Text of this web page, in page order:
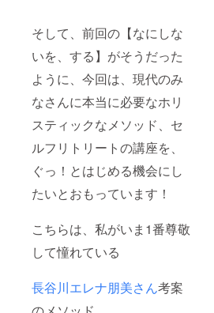
そして、前回の【なにしな
いを、する】がそうだった
ように、今回は、現代のみ
なさんに本当に必要なホリ
スティックなメソッド、セ
ルフリトリートの講座を、
ぐっ！とはじめる機会にし
たいとおもっています！
こちらは、私がいま1番尊敬
して憧れている
長谷川エレナ朋美さん考案